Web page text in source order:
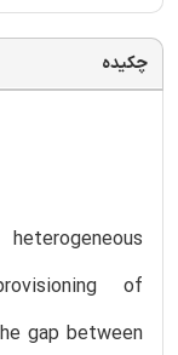
چکیده
of
gap between